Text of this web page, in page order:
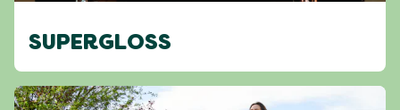
SUPERGLOSS